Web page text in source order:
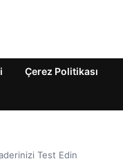
Çerez Politikası
Test Edin